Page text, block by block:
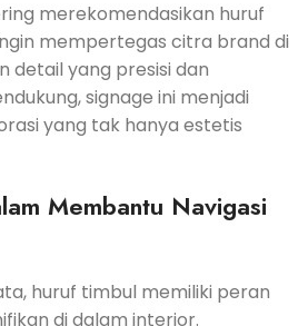
merekomendasikan huruf
mempertegas citra brand di
detail yang presisi dan
signage ini menjadi
yang tak hanya estetis
Membantu Navigasi
huruf timbul memiliki peran
di dalam interior.